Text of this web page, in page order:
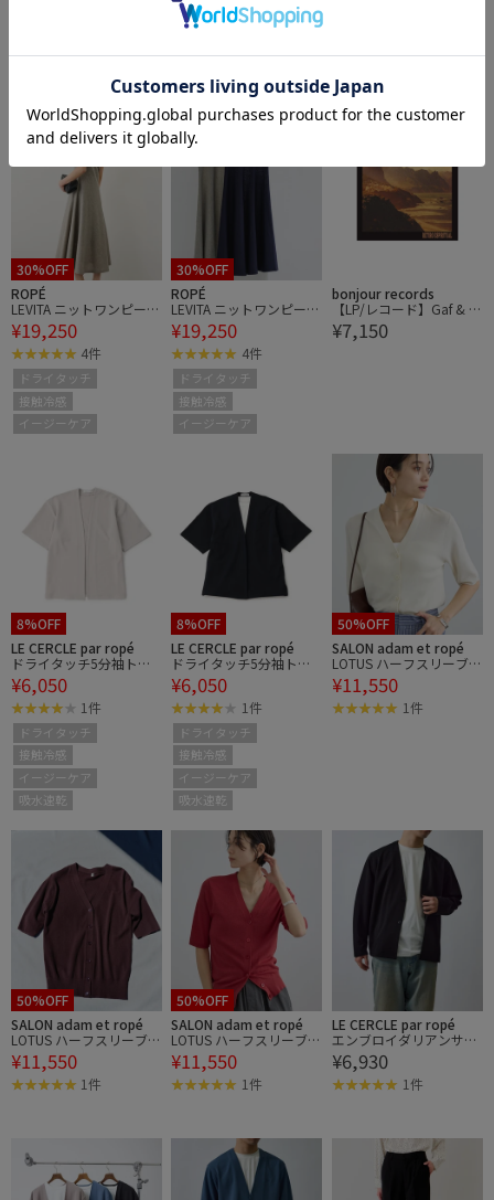
ドライタッチ
30%OFF
ROPÉ
LEVITA ニットワンピー
ス/接触冷感・イージー
ケア
¥19,250
4件
ドライタッチ
接触冷感
イージーケア
30%OFF
ROPÉ
LEVITA ニットワンピー
ス/接触冷感・イージー
ケア
¥19,250
4件
ドライタッチ
接触冷感
イージーケア
bonjour records
【LP/レコード】Gaf & T
he Love Supreme Arkestr
a / Retiro Espiritual
¥7,150
8%OFF
LE CERCLE par ropé
ドライタッチ5分袖トッ
パーアンサンブルカーデ
ィガン
¥6,050
1件
ドライタッチ
接触冷感
イージーケア
吸水速乾
8%OFF
LE CERCLE par ropé
ドライタッチ5分袖トッ
パーアンサンブルカーデ
ィガン
¥6,050
1件
ドライタッチ
接触冷感
イージーケア
吸水速乾
50%OFF
SALON adam et ropé
LOTUS ハーフスリーブV
ネックカーディガン / ア
ンサンブル対応
¥11,550
1件
50%OFF
SALON adam et ropé
LOTUS ハーフスリーブV
ネックカーディガン / ア
ンサンブル対応
¥11,550
1件
50%OFF
SALON adam et ropé
LOTUS ハーフスリーブV
ネックカーディガン / ア
ンサンブル対応
¥11,550
1件
LE CERCLE par ropé
エンブロイダリアンサン
ブルカーデ
¥6,930
1件